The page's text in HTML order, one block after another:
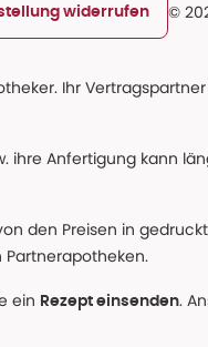
widerrufen ©
Ihr
Anfertigung kann
den Preisen in
ein Rezept einsenden.